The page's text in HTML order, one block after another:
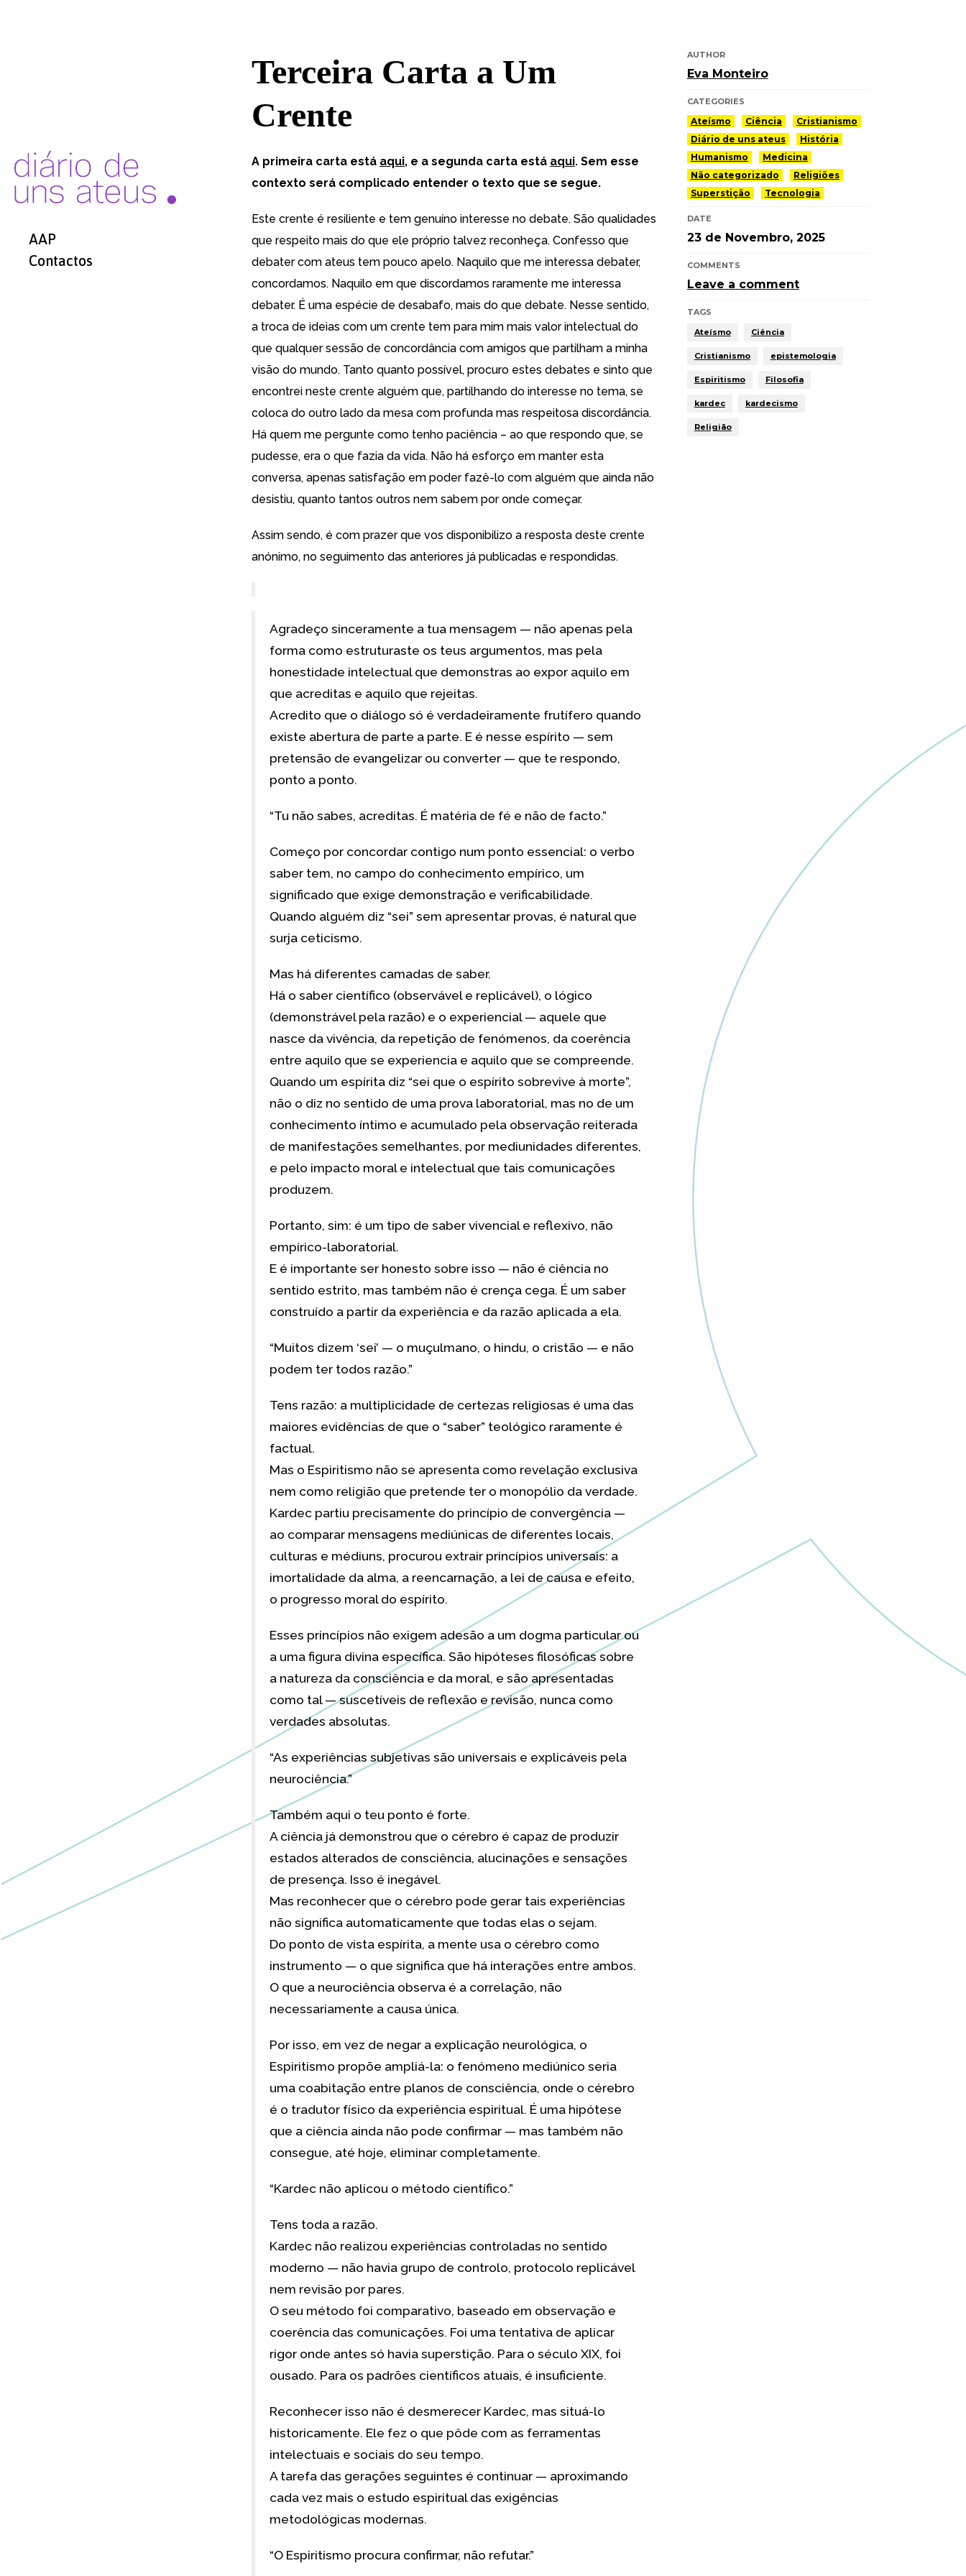
AAP
Contactos
Terceira Carta a Um
Crente
A primeira carta está aqui, e a segunda carta está aqui. Sem esse
contexto será complicado entender o texto que se segue.
Este crente é resiliente e tem genuíno interesse no debate. São qualidades
que respeito mais do que ele próprio talvez reconheça. Confesso que
debater com ateus tem pouco apelo. Naquilo que me interessa debater,
concordamos. Naquilo em que discordamos raramente me interessa
debater. É uma espécie de desabafo, mais do que debate. Nesse sentido,
a troca de ideias com um crente tem para mim mais valor intelectual do
que qualquer sessão de concordância com amigos que partilham a minha
visão do mundo. Tanto quanto possível, procuro estes debates e sinto que
encontrei neste crente alguém que, partilhando do interesse no tema, se
coloca do outro lado da mesa com profunda mas respeitosa discordância.
Há quem me pergunte como tenho paciência – ao que respondo que, se
pudesse, era o que fazia da vida. Não há esforço em manter esta
conversa, apenas satisfação em poder fazê-lo com alguém que ainda não
desistiu, quanto tantos outros nem sabem por onde começar.
Assim sendo, é com prazer que vos disponibilizo a resposta deste crente
anónimo, no seguimento das anteriores já publicadas e respondidas.
Agradeço sinceramente a tua mensagem — não apenas pela
forma como estruturaste os teus argumentos, mas pela
honestidade intelectual que demonstras ao expor aquilo em
que acreditas e aquilo que rejeitas.
Acredito que o diálogo só é verdadeiramente frutífero quando
existe abertura de parte a parte. E é nesse espírito — sem
pretensão de evangelizar ou converter — que te respondo,
ponto a ponto.
“Tu não sabes, acreditas. É matéria de fé e não de facto.”
Começo por concordar contigo num ponto essencial: o verbo
saber tem, no campo do conhecimento empírico, um
significado que exige demonstração e verificabilidade.
Quando alguém diz “sei” sem apresentar provas, é natural que
surja ceticismo.
Mas há diferentes camadas de saber.
Há o saber científico (observável e replicável), o lógico
(demonstrável pela razão) e o experiencial — aquele que
nasce da vivência, da repetição de fenómenos, da coerência
entre aquilo que se experiencia e aquilo que se compreende.
Quando um espírita diz “sei que o espírito sobrevive à morte”,
não o diz no sentido de uma prova laboratorial, mas no de um
conhecimento íntimo e acumulado pela observação reiterada
de manifestações semelhantes, por mediunidades diferentes,
e pelo impacto moral e intelectual que tais comunicações
produzem.
Portanto, sim: é um tipo de saber vivencial e reflexivo, não
empírico-laboratorial.
E é importante ser honesto sobre isso — não é ciência no
sentido estrito, mas também não é crença cega. É um saber
construído a partir da experiência e da razão aplicada a ela.
“Muitos dizem ‘sei’ — o muçulmano, o hindu, o cristão — e não
podem ter todos razão.”
Tens razão: a multiplicidade de certezas religiosas é uma das
maiores evidências de que o “saber” teológico raramente é
factual.
Mas o Espiritismo não se apresenta como revelação exclusiva
nem como religião que pretende ter o monopólio da verdade.
Kardec partiu precisamente do princípio de convergência —
ao comparar mensagens mediúnicas de diferentes locais,
culturas e médiuns, procurou extrair princípios universais: a
imortalidade da alma, a reencarnação, a lei de causa e efeito,
o progresso moral do espírito.
Esses princípios não exigem adesão a um dogma particular ou
a uma figura divina específica. São hipóteses filosóficas sobre
a natureza da consciência e da moral, e são apresentadas
como tal — suscetíveis de reflexão e revisão, nunca como
verdades absolutas.
“As experiências subjetivas são universais e explicáveis pela
neurociência.”
Também aqui o teu ponto é forte.
A ciência já demonstrou que o cérebro é capaz de produzir
estados alterados de consciência, alucinações e sensações
de presença. Isso é inegável.
Mas reconhecer que o cérebro pode gerar tais experiências
não significa automaticamente que todas elas o sejam.
Do ponto de vista espírita, a mente usa o cérebro como
instrumento — o que significa que há interações entre ambos.
O que a neurociência observa é a correlação, não
necessariamente a causa única.
Por isso, em vez de negar a explicação neurológica, o
Espiritismo propõe ampliá-la: o fenómeno mediúnico seria
uma coabitação entre planos de consciência, onde o cérebro
é o tradutor físico da experiência espiritual. É uma hipótese
que a ciência ainda não pode confirmar — mas também não
consegue, até hoje, eliminar completamente.
“Kardec não aplicou o método científico.”
Tens toda a razão.
Kardec não realizou experiências controladas no sentido
moderno — não havia grupo de controlo, protocolo replicável
nem revisão por pares.
O seu método foi comparativo, baseado em observação e
coerência das comunicações. Foi uma tentativa de aplicar
rigor onde antes só havia superstição. Para o século XIX, foi
ousado. Para os padrões científicos atuais, é insuficiente.
Reconhecer isso não é desmerecer Kardec, mas situá-lo
historicamente. Ele fez o que pôde com as ferramentas
intelectuais e sociais do seu tempo.
A tarefa das gerações seguintes é continuar — aproximando
cada vez mais o estudo espiritual das exigências
metodológicas modernas.
“O Espiritismo procura confirmar, não refutar.”
AUTHOR
Eva Monteiro
CATEGORIES
Ateísmo Ciência
Cristianismo
Diário de uns ateus
História
Humanismo
Medicina
Não categorizado
Religiões
Superstição
Tecnologia
DATE
23 de Novembro, 2025
COMMENTS
Leave a comment
TAGS
Ateísmo
Ciência
Cristianismo epistemologia
Espiritismo Filosofia
kardec kardecismo
Religião